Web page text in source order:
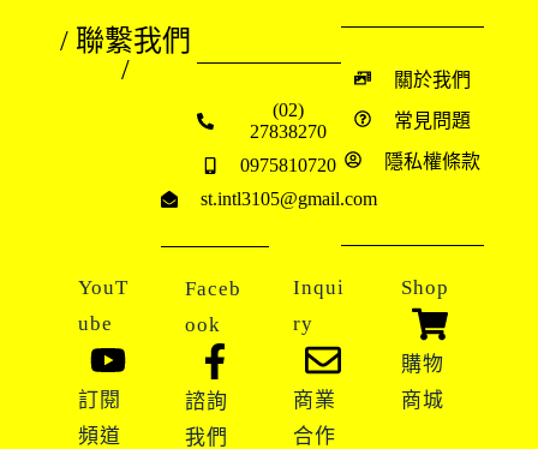
/ 聯繫我們
/
(02)
27838270
0975810720
st.intl3105@gmail.com
關於我們
常見問題
隱私權條款
YouT
ube
訂閱
頻道
Faceb
ook
諮詢
我們
Inqui
ry
商業
合作
Shop
購物
商城